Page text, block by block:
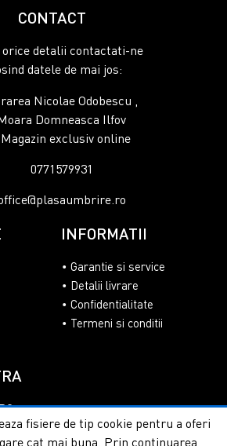
CONTACT
detalii contactati-ne
datele de mai jos:
Nicolae Odobescu ,
Domneasca Ilfov
exclusiv online
0771579931
INFORMATII
Garantie si service
Detalii livrare
Confidentialitate
Termeni si conditii
fisiere de tip cookie pentru a oferi
cat mai buna. Prin continuarea